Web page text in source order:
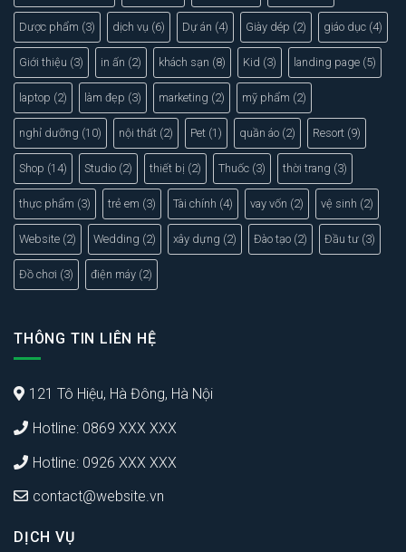
Dược phẩm (3) dịch vụ (6) Dự án (4) Giày dép (2) giáo dục (4)
Giới thiệu (3) in ấn (2) khách sạn (8) Kid (3) landing page (5)
laptop (2) làm đẹp (3) marketing (2) mỹ phẩm (2)
nghỉ dưỡng (10) nội thất (2) Pet (1) quần áo (2) Resort (9)
Shop (14) Studio (2) thiết bị (2) Thuốc (3) thời trang (3)
thực phẩm (3) trẻ em (3) Tài chính (4) vay vốn (2) vệ sinh (2)
Website (2) Wedding (2) xây dựng (2) Đào tạo (2) Đầu tư (3)
Đồ chơi (3) điện máy (2)
THÔNG TIN LIÊN HỆ
121 Tô Hiệu, Hà Đông, Hà Nội
Hotline: 0869 XXX XXX
Hotline: 0926 XXX XXX
contact@website.vn
DỊCH VỤ